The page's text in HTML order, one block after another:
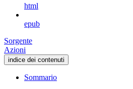
html
epub
Sorgente
Azioni
indice dei contenuti
Sommario